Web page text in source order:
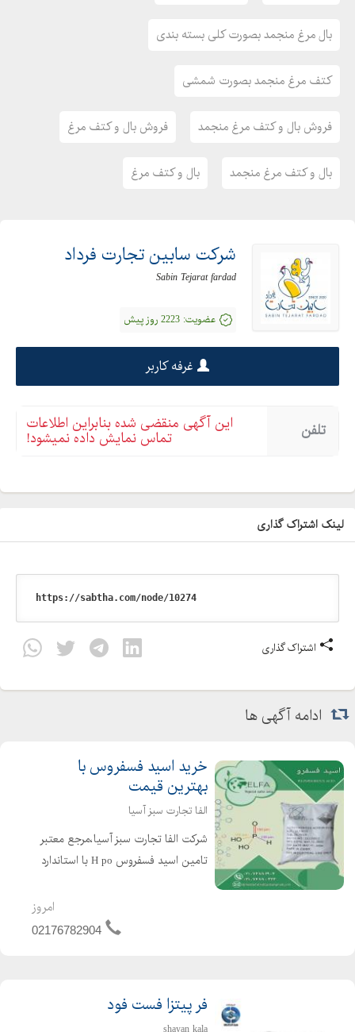
بال مرغ منجمد بصورت کلی بسته بندی
کتف مرغ منجمد بصورت شمشی
فروش بال و کتف مرغ منجمد فروش بال و کتف مرغ
بال و کتف مرغ منجمد بال و کتف مرغ
شرکت سابین تجارت فرداد
Sabin Tejarat fardad
عضویت: 2223 روز پیش
غرفه کاربر
تلفن این آگهی منقضی شده بنابراین اطلاعات
تماس نمایش داده نمیشود!
لینک اشتراک گذاری
اشتراک گذاری
ادامه آگهی ها
خرید اسید فسفروس با
بهترین قیمت
الفا تجارت سبز آسیا
شرکت الفا تجارت سبز آسیا،مرجع معتبر
تامین اسید فسفروس H po با استاندارد
رشد ریشه،مقاومت به خشکی/سرما و
کنترل آفات (مانند ، Mildium Fusarium)
امروز
02176782904
فر پیتزا فست فود